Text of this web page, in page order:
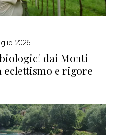
2026
dai Monti
eclettismo e rigore